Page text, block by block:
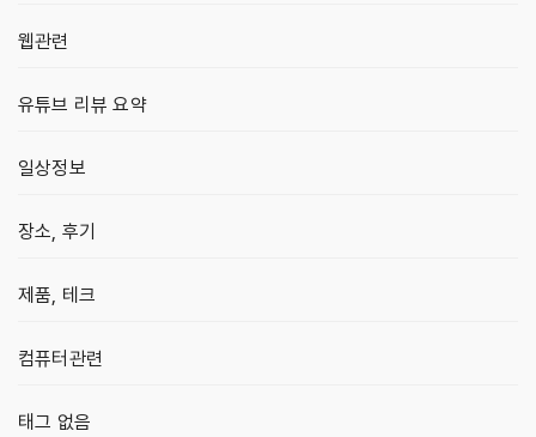
웹관련
유튜브 리뷰 요약
일상정보
장소, 후기
제품, 테크
컴퓨터관련
태그 없음